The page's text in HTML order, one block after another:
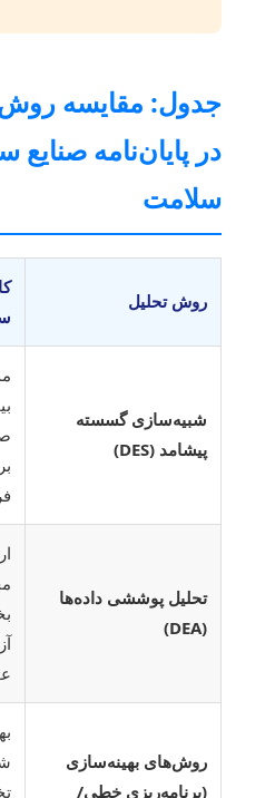
جدول: مقایسه
در پایان‌نامه
سلامت
روش تحلیل
شبیه‌سازی گسسته
پیشامد (DES)
تحلیل پوششی داده‌ها
(DEA)
روش‌های بهینه‌سازی
(برنامه‌ریزی خطی/